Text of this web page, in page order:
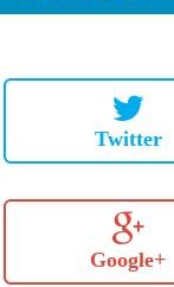
Twitter
Google+